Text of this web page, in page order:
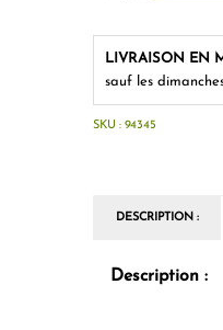
LIVRAISON EN
sauf les
SKU : 94345
DESCRIPTION :
Description :